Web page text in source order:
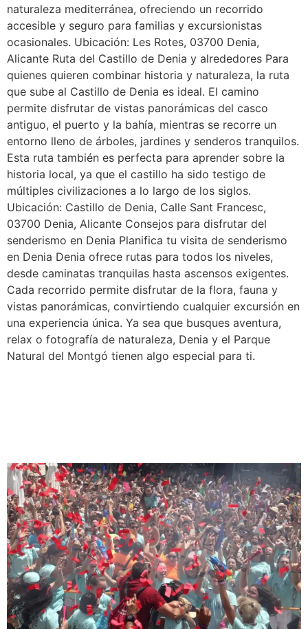
naturaleza mediterránea, ofreciendo un recorrido
accesible y seguro para familias y excursionistas
ocasionales. Ubicación: Les Rotes, 03700 Denia,
Alicante Ruta del Castillo de Denia y alrededores Para
quienes quieren combinar historia y naturaleza, la ruta
que sube al Castillo de Denia es ideal. El camino
permite disfrutar de vistas panorámicas del casco
antiguo, el puerto y la bahía, mientras se recorre un
entorno lleno de árboles, jardines y senderos tranquilos.
Esta ruta también es perfecta para aprender sobre la
historia local, ya que el castillo ha sido testigo de
múltiples civilizaciones a lo largo de los siglos.
Ubicación: Castillo de Denia, Calle Sant Francesc,
03700 Denia, Alicante Consejos para disfrutar del
senderismo en Denia Planifica tu visita de senderismo
en Denia Denia ofrece rutas para todos los niveles,
desde caminatas tranquilas hasta ascensos exigentes.
Cada recorrido permite disfrutar de la flora, fauna y
vistas panorámicas, convirtiendo cualquier excursión en
una experiencia única. Ya sea que busques aventura,
relax o fotografía de naturaleza, Denia y el Parque
Natural del Montgó tienen algo especial para ti.